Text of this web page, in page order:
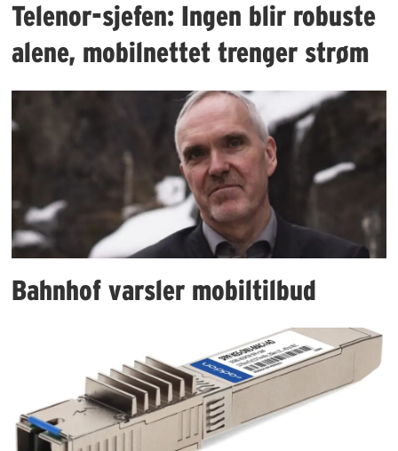
Telenor-sjefen: Ingen blir robuste
alene, mobilnettet trenger strøm
Bahnhof varsler mobiltilbud